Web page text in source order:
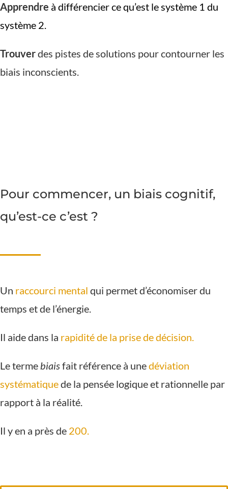
Apprendre à différencier ce qu’est le système 1 du
système 2.
Trouverdes pistes de solutions pour contourner les
biais inconscients.
Pour commencer, un biais cognitif,
qu’est-ce c’est ?
Un raccourci mental qui permet d’économiser du
temps et de l’énergie.
Il aide dans la rapidité de la prise de décision.
Le terme biaisfait référence à unedéviation
systématiquede la pensée logique et rationnelle par
rapport à la réalité.
Il y en a près de 200.